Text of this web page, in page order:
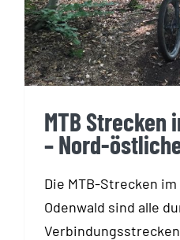
MTB Strecken
– Nord-
Die MTB-Strecken
Odenwald sind alle